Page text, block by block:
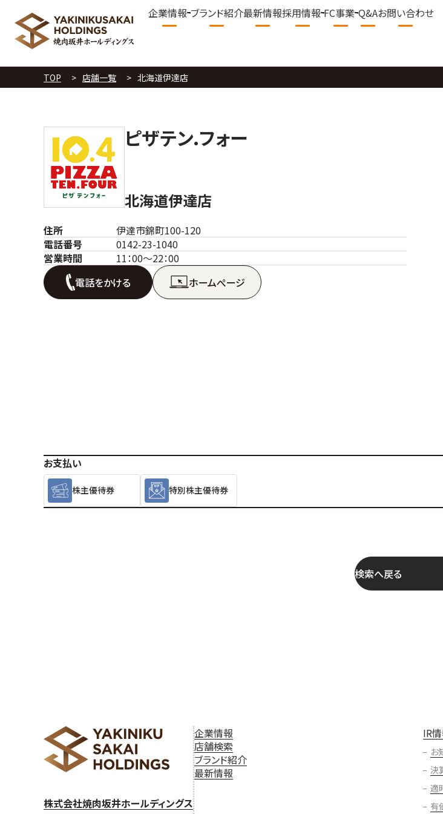
企業情報 ブランド紹介最新情報採用情報 FC事業 Q&Aお問い合わせ
TOP 店舗一覧 北海道伊達店
ピザテン.フォー
北海道伊達店
住所
伊達市錦町100-120
電話番号
0142-23-1040
営業時間
11：00～22：00
電話をかける
ホームぺージ
お支払い
株主優待券 特別株主優待券
検索へ戻る
株式会社焼肉坂井ホールディングス
企業情報
店舗検索
ブランド紹介
最新情報
IR
お
決
適
有